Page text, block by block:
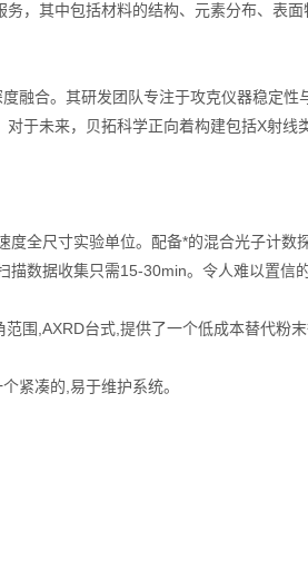
，其中包括材料的结构、元素分布、表
融合。其研发团队专注于攻克仪器稳定性
于未来，贝拓科学正向着构建包括X射线
全尺寸实验单位。配备*的混合光子计数
数据收集只需15-30min。令人难以置信
围,AXRD台式,提供了一个低成本替代粉
紧凑的,易于维护系统。